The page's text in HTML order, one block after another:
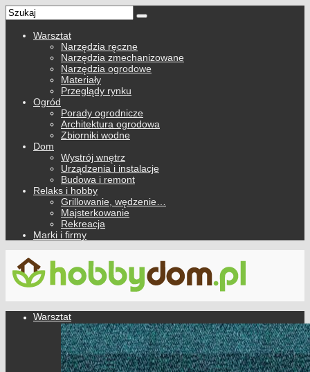
Warsztat
Narzędzia ręczne
Narzędzia zmechanizowane
Narzędzia ogrodowe
Materiały
Przeglądy rynku
Ogród
Porady ogrodnicze
Architektura ogrodowa
Zbiorniki wodne
Dom
Wystrój wnętrz
Urządzenia i instalacje
Budowa i remont
Relaks i hobby
Grillowanie, wędzenie…
Majsterkowanie
Rekreacja
Marki i firmy
Warsztat